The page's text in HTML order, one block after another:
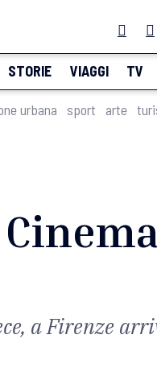
STORIE VIAGGI TV
urbana sport arte
a Firenze